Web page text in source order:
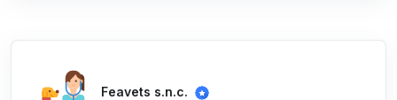
Feavets s.n.c.